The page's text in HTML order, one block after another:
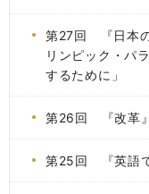
第27回 『日本
リンピック・パ
するために」
第26回 『改革』
第25回 『英語で